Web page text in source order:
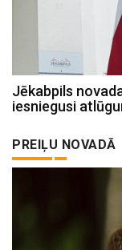
Jēkabpils
iesniegusi
PREIĻU NOVADĀ